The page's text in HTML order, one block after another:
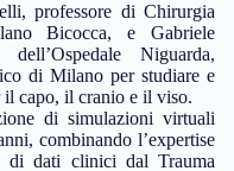
professore di Chirurgia
Bicocca, e Gabriele
Niguarda,
di Milano per studiare e
il capo, il cranio e il viso.
di simulazioni virtuali
combinando l’expertise
di dati clinici dal Trauma